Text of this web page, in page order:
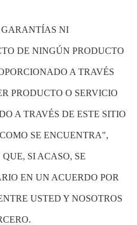
GARANTÍAS NI
DE NINGÚN PRODUCTO
A TRAVÉS
PRODUCTO O SERVICIO
A TRAVÉS DE ESTE SITIO
SE ENCUENTRA",
SI ACASO, SE
EN UN ACUERDO POR
USTED Y NOSOTROS